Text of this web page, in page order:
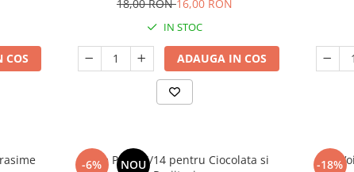
COS
18,00 RON16,00 RON
IN STOC
ADAUGA IN COS
-6% NOU
Lapte Praf 26/14 pentru Ciocolata si
-18%